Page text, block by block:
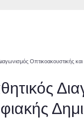
Οπτικοακουστικής